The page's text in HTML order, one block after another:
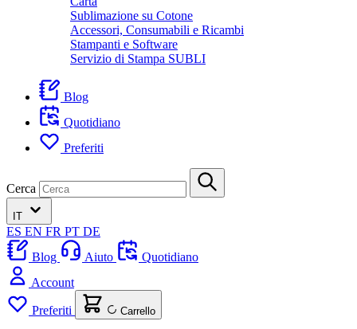
Sublimazione su Cotone
Accessori, Consumabili e Ricambi
Stampanti e Software
Servizio di Stampa SUBLI
Blog
Quotidiano
Preferiti
Cerca
IT
ES EN FR PT DE
Blog
Aiuto
Quotidiano
Account
Preferiti Carrello